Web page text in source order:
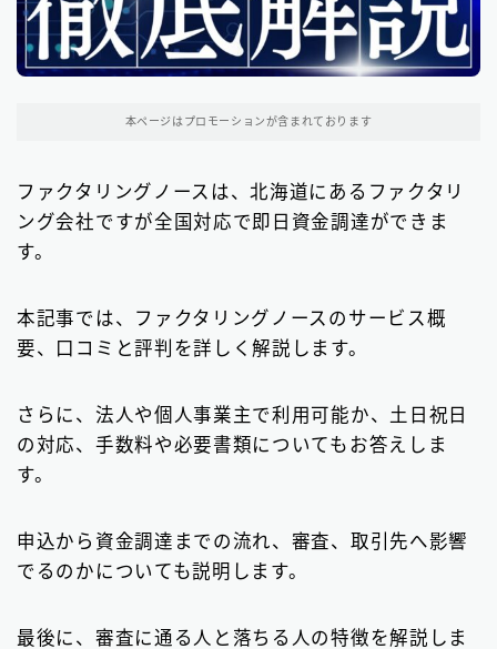
関東地方のファクタリング会社 200
東京都のファクタリング会社 194
近畿地方のファクタリング会社 13
福岡県のファクタリング会社 9
中部地方・東海地方のファクタリング会社
四国地方のファクタリング会社
ファクタリング基礎知識 66
本ページはプロモーションが含まれております
ファクタリングノースは、北海道にあるファクタリ
ング会社ですが全国対応で即日資金調達ができま
す。
本記事では、ファクタリングノースのサービス概
要、口コミと評判を詳しく解説します。
さらに、法人や個人事業主で利用可能か、土日祝日
の対応、手数料や必要書類についてもお答えしま
す。
申込から資金調達までの流れ、審査、取引先へ影響
でるのかについても説明します。
最後に、審査に通る人と落ちる人の特徴を解説しま